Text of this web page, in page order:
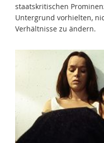
staatskritischen
Untergrund vorhielten,
Verhältnisse zu ändern.